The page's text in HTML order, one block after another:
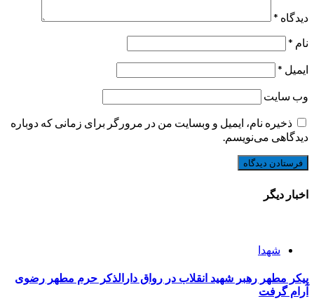
دیدگاه *
نام *
ایمیل *
وب‌ سایت
ذخیره نام، ایمیل و وبسایت من در مرورگر برای زمانی که دوباره
دیدگاهی می‌نویسم.
اخبار دیگر
شهدا
پیکر مطهر رهبر شهید انقلاب در رواق دارالذکر حرم مطهر رضوی
آرام گرفت